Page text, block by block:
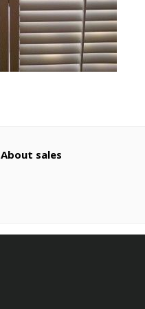
About sales